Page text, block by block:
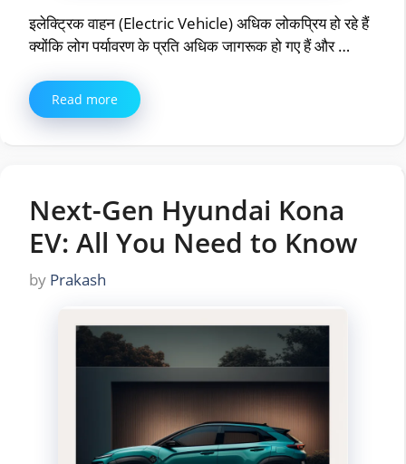
इलेक्ट्रिक वाहन (Electric Vehicle) अधिक लोकप्रिय हो रहे हैं
क्योंकि लोग पर्यावरण के प्रति अधिक जागरूक हो गए हैं और …
Read more
Next-Gen Hyundai Kona
EV: All You Need to Know
by Prakash